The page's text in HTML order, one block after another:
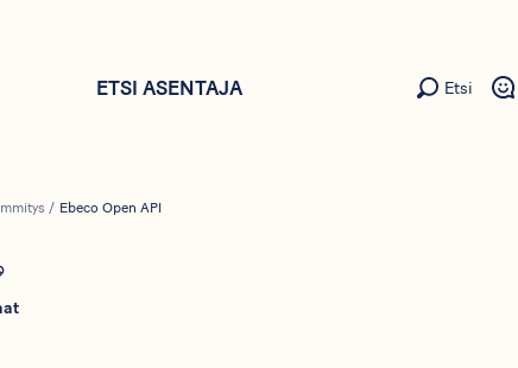
ETSI ASENTAJA Etsi
/ Ebeco Open API